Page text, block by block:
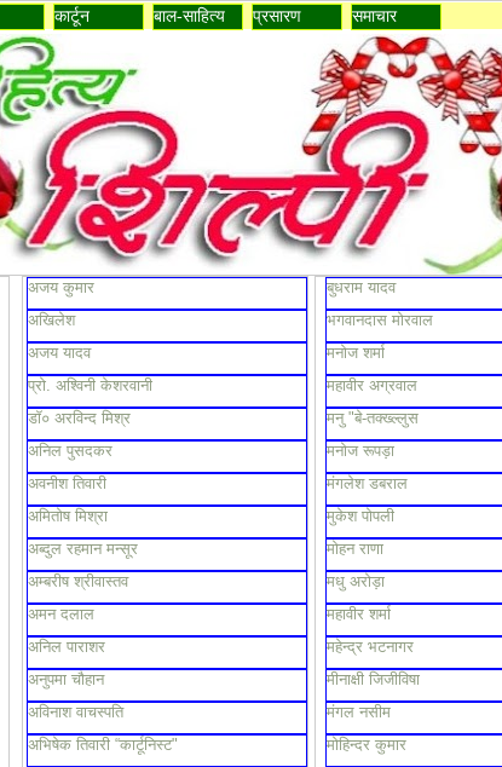
कार्टून बाल-साहित्य प्रसारण समाचार
बुधराम यादव
भगवानदास मोरवाल
मनोज शर्मा
महावीर अग्रवाल
मनु "बे-तक्ख्ल्लुस
मनोज रूपड़ा
मंगलेश डबराल
मुकेश पोपली
मोहन राणा
मधु अरोड़ा
महावीर शर्मा
महेन्द्र भटनागर
मीनाक्षी जिजीविषा
मंगल नसीम
मोहिन्दर कुमार
अजय कुमार
अखिलेश
अजय यादव
प्रो. अश्विनी केशरवानी
डॉ० अरविन्द मिश्र
अनिल पुसदकर
अवनीश तिवारी
अमितोष मिश्रा
अब्दुल रहमान मन्सूर
अम्बरीष श्रीवास्तव
अमन दलाल
अनिल पाराशर
अनुपमा चौहान
अविनाश वाचस्पति
अभिषेक तिवारी “कार्टूनिस्ट"